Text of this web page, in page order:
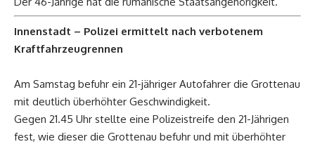
Innenstadt – Polizei ermittelt nach verbotenem
Kraftfahrzeugrennen
Am Samstag befuhr ein 21-jähriger Autofahrer die Grottenau
mit deutlich überhöhter Geschwindigkeit.
Gegen 21.45 Uhr stellte eine Polizeistreife den 21-Jährigen
fest, wie dieser die Grottenau befuhr und mit überhöhter